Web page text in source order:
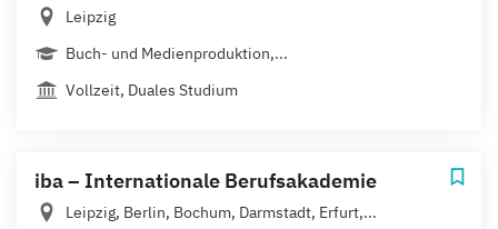
Leipzig
Buch- und Medienproduktion,...
Vollzeit, Duales Studium
iba – Internationale Berufsakademie
Leipzig, Berlin, Bochum, Darmstadt, Erfurt,...